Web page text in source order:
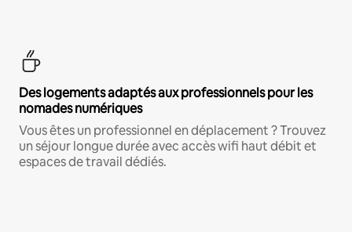
Des logements adaptés aux professionnels pour les
nomades numériques
Vous êtes un professionnel en déplacement ? Trouvez
un séjour longue durée avec accès wifi haut débit et
espaces de travail dédiés.